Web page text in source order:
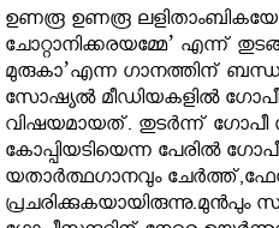
ഉണരൂ ഉണരൂ
ചോറ്റാനിക്കരയമ്മേ’ എന്ന്
മുരുകാ’എന്ന ഗാനത്തിന്
സോഷ്യൽ മീഡിയകളിൽ ഗോപീ
വിഷയമായത്. തുടര്‍ന്ന് ഗോപീ
കോപ്പിയടിയെന്ന പേരില്‍
യതാര്‍ത്ഥഗാനവും